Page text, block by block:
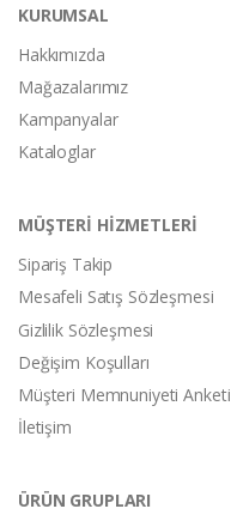
KURUMSAL
Hakkımızda
Mağazalarımız
Kampanyalar
Kataloglar
MÜŞTERİ HİZMETLERİ
Sipariş Takip
Mesafeli Satış Sözleşmesi
Gizlilik Sözleşmesi
Değişim Koşulları
Müşteri Memnuniyeti Anketi
İletişim
ÜRÜN GRUPLARI